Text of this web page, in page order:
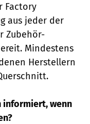
Factory
aus jeder der
Zubehör-
Mindestens
Herstellern
informiert, wenn